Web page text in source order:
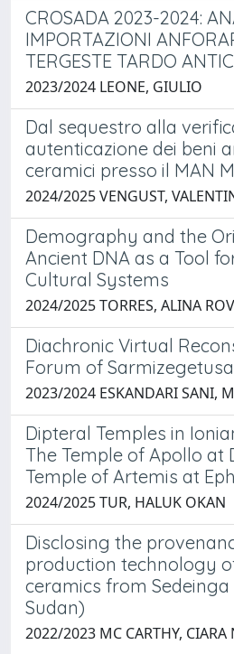
CROSADA 2023-2024:
IMPORTAZIONI
TERGESTE TARDO
2023/2024 LEONE, GIULIO
Dal sequestro alla
autenticazione dei beni
ceramici presso il MAN
2024/2025 VENGUST,
Demography and the
Ancient DNA as a Tool
Cultural Systems
2024/2025 TORRES, ALINA
Diachronic Virtual
Forum of
2023/2024 ESKANDARI SANI,
Dipteral Temples in
The Temple of Apollo at
Temple of Artemis at
2024/2025 TUR, HALUK OKAN
Disclosing the
production technology
ceramics from
Sudan)
2022/2023 MC CARTHY, CIARA